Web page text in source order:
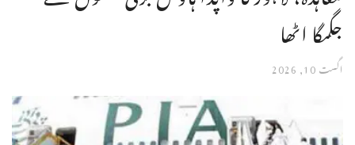
جگمگا اٹھا
اگست 10, 2026